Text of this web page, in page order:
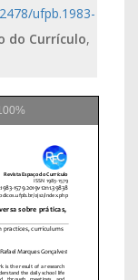
ufpb.1983-
do Currículo,